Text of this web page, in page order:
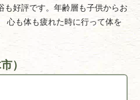
も好評です。年齢層も子供からお
心も体も疲れた時に行って体を
）